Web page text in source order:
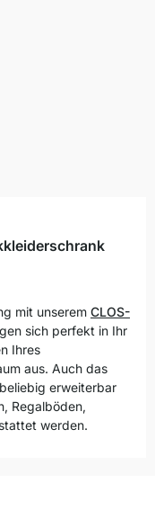
mit unserem CLOS-
sich perfekt in Ihr
Ihres
aus. Auch das
erweiterbar
Regalböden,
werden.